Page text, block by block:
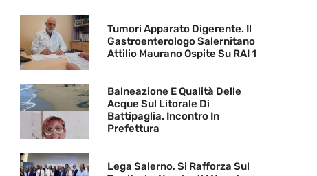
Tumori Apparato Digerente. Il
Gastroenterologo Salernitano
Attilio Maurano Ospite Su RAI 1
Balneazione E Qualità Delle
Acque Sul Litorale Di
Battipaglia. Incontro In
Prefettura
Lega Salerno, Si Rafforza Sul